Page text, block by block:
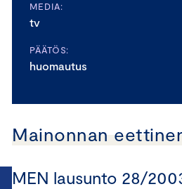
MEDIA:
tv
PÄÄTÖS:
huomautus
Mainonnan
MEN lausunto 28/